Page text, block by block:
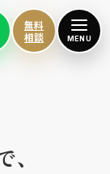
MENU
無料
相談